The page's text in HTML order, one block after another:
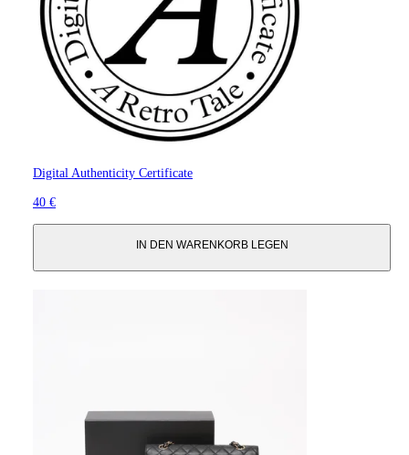
Digital Authenticity Certificate
40 €
IN DEN WARENKORB LEGEN